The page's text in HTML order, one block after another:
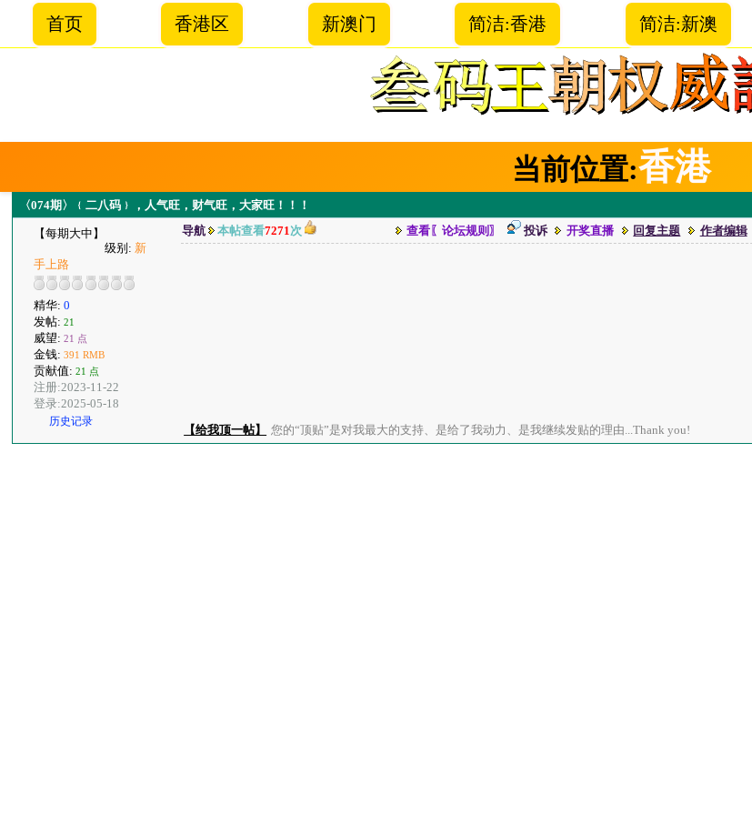
首页 香港区 新澳门 简洁:香港 简洁:新澳
当前位置:香港
〈074期〉﹛二八码﹜，人气旺，财气旺，大家旺！！！
【每期大中】
级别: 新
手上路
精华:0
发帖:21
威望:21 点
金钱:391 RMB
贡献值:21 点
注册:2023-11-22
登录:2025-05-18
历史记录
导航 本帖查看7271次 查看〖论坛规则〗 投诉 开奖直播 回复主题 作者编辑
【给我顶一帖】 您的“顶贴”是对我最大的支持、是给了我动力、是我继续发贴的理由...Thank you!